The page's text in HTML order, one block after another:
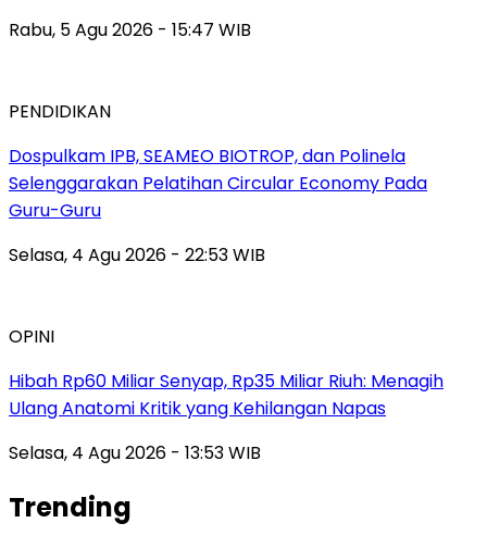
Rabu, 5 Agu 2026 - 15:47 WIB
PENDIDIKAN
Dospulkam IPB, SEAMEO BIOTROP, dan Polinela
Selenggarakan Pelatihan Circular Economy Pada
Guru-Guru
Selasa, 4 Agu 2026 - 22:53 WIB
OPINI
Hibah Rp60 Miliar Senyap, Rp35 Miliar Riuh: Menagih
Ulang Anatomi Kritik yang Kehilangan Napas
Selasa, 4 Agu 2026 - 13:53 WIB
Trending